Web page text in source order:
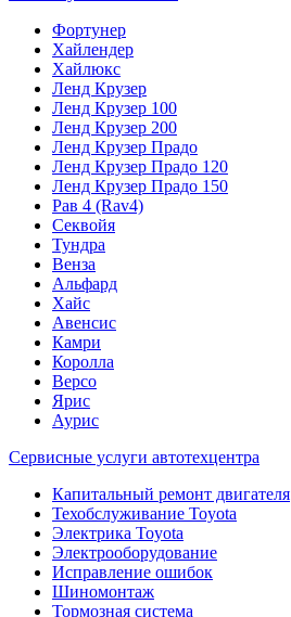
Фортунер
Хайлендер
Хайлюкс
Ленд Крузер
Ленд Крузер 100
Ленд Крузер 200
Ленд Крузер Прадо
Ленд Крузер Прадо 120
Ленд Крузер Прадо 150
Рав 4 (Rav4)
Секвойя
Тундра
Венза
Альфард
Хайс
Авенсис
Камри
Королла
Версо
Ярис
Аурис
Сервисные услуги автотехцентра
Капитальный ремонт двигателя
Техобслуживание Toyota
Электрика Toyota
Электрооборудование
Исправление ошибок
Шиномонтаж
Тормозная система